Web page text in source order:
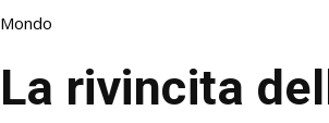
Mondo
La rivincita